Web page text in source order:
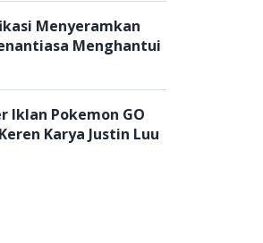
Menyeramkan
Menghantui
Iklan Pokemon GO
Karya Justin Luu